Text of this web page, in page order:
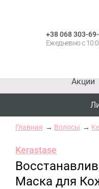
+38 068 303-
Ежедневно с
Акции
Главная Волосы
Kerastase
Маска для